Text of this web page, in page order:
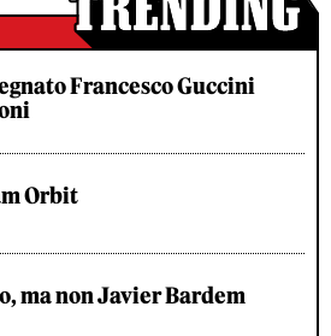
Francesco Guccini
Orbit
ma non Javier Bardem